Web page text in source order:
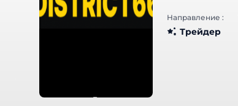
Направление :
Трейдер